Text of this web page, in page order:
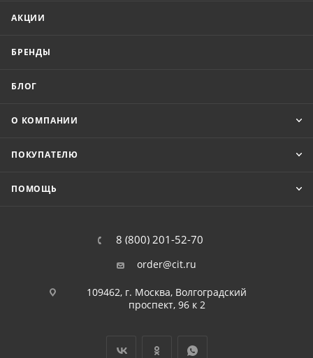
АКЦИИ
БРЕНДЫ
БЛОГ
О КОМПАНИИ
ПОКУПАТЕЛЮ
ПОМОЩЬ
8 (800) 201-52-70
order@cit.ru
109462, г. Москва, Волгоградский
проспект, 96 к 2